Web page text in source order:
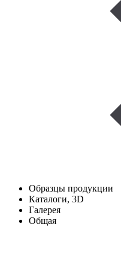
Образцы продукции
Каталоги, 3D
Галерея
Общая